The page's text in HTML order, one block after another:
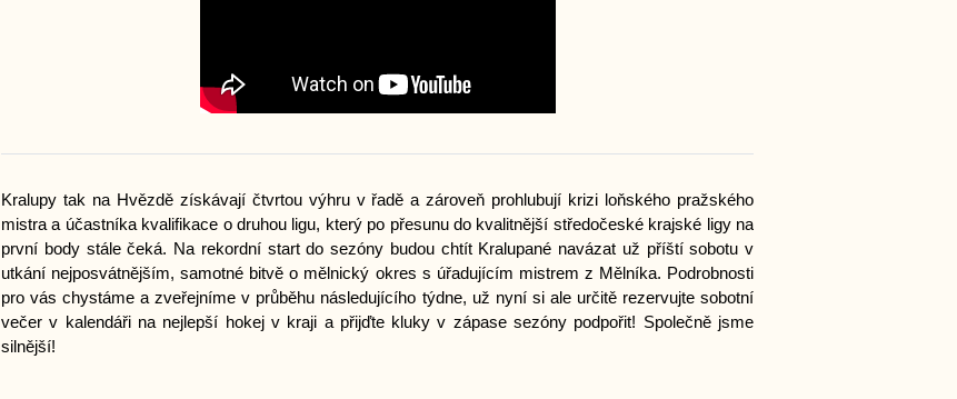
Kralupy tak na Hvězdě získávají čtvrtou výhru v řadě a zároveň prohlubují krizi loňského pražského
mistra a účastníka kvalifikace o druhou ligu, který po přesunu do kvalitnější středočeské krajské ligy na
první body stále čeká. Na rekordní start do sezóny budou chtít Kralupané navázat už příští sobotu v
utkání nejposvátnějším, samotné bitvě o mělnický okres s úřadujícím mistrem z Mělníka. Podrobnosti
pro vás chystáme a zveřejníme v průběhu následujícího týdne, už nyní si ale určitě rezervujte sobotní
večer v kalendáři na nejlepší hokej v kraji a přijďte kluky v zápase sezóny podpořit! Společně jsme
silnější!